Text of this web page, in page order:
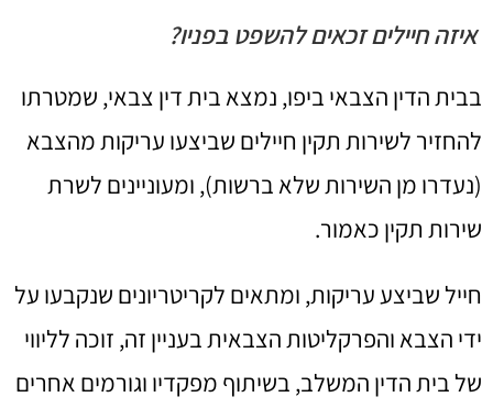
איזה חיילים זכאים להשפט בפניו?
בבית הדין הצבאי ביפו, נמצא בית דין צבאי, שמטרתו
להחזיר לשירות תקין חיילים שביצעו עריקות מהצבא
(נעדרו מן השירות שלא ברשות), ומעוניינים לשרת
שירות תקין כאמור.
חייל שביצע עריקות, ומתאים לקריטריונים שנקבעו על
ידי הצבא והפרקליטות הצבאית בעניין זה, זוכה לליווי
של בית הדין המשלב, בשיתוף מפקדיו וגורמים אחרים